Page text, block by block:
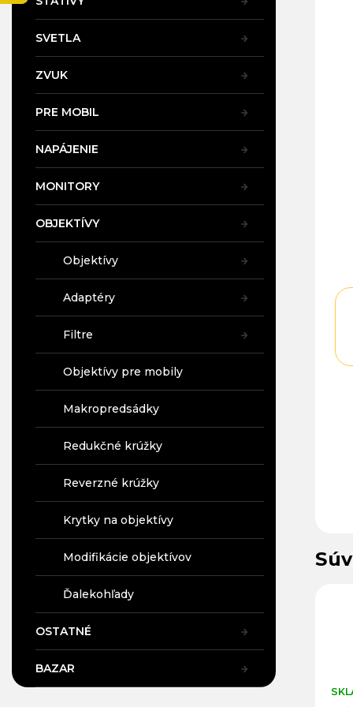
SVETLA
ZVUK
PRE MOBIL
NAPÁJENIE
MONITORY
OBJEKTÍVY
Objektívy
Adaptéry
Filtre
Objektívy pre mobily
Makropredsádky
Redukčné krúžky
Reverzné krúžky
Krytky na objektívy
Modifikácie objektívov
Ďalekohľady
OSTATNÉ
BAZAR
Kód:98289